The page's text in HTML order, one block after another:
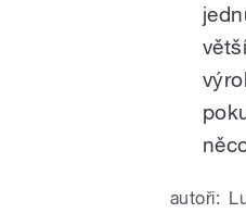
autoři: